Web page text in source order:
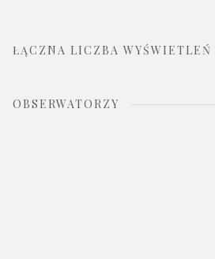
ŁĄCZNA LICZBA WYŚWIETLEŃ
OBSERWATORZY